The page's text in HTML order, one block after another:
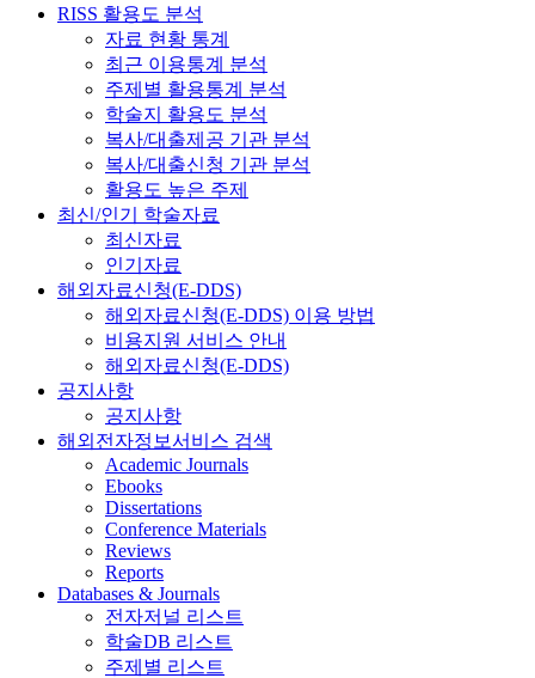
RISS 활용도 분석
자료 현황 통계
최근 이용통계 분석
주제별 활용통계 분석
학술지 활용도 분석
복사/대출제공 기관 분석
복사/대출신청 기관 분석
활용도 높은 주제
최신/인기 학술자료
최신자료
인기자료
해외자료신청(E-DDS)
해외자료신청(E-DDS) 이용 방법
비용지원 서비스 안내
해외자료신청(E-DDS)
공지사항
공지사항
해외전자정보서비스 검색
Academic Journals
Ebooks
Dissertations
Conference Materials
Reviews
Reports
Databases & Journals
전자저널 리스트
학술DB 리스트
주제별 리스트